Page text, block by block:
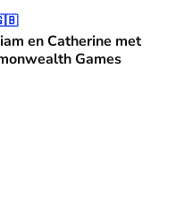
met hele gezin bij
en Catherine met
Games